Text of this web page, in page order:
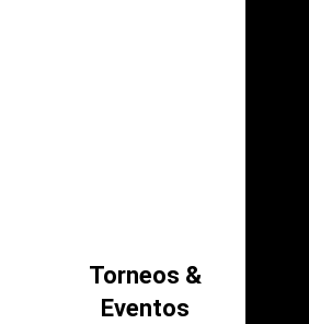
Torneos &
Eventos